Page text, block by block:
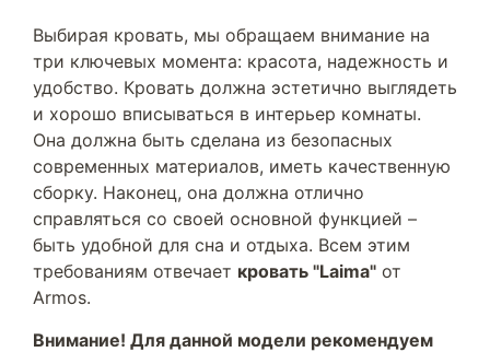
Выбирая кровать, мы обращаем внимание на
три ключевых момента: красота, надежность и
удобство. Кровать должна эстетично выглядеть
и хорошо вписываться в интерьер комнаты.
Она должна быть сделана из безопасных
современных материалов, иметь качественную
сборку. Наконец, она должна отлично
справляться со своей основной функцией –
быть удобной для сна и отдыха. Всем этим
требованиям отвечает кровать "Laima" от
Armos.
Внимание! Для данной модели рекомендуем